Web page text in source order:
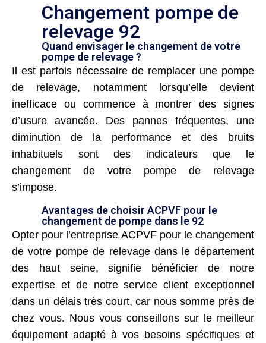
Changement pompe de
relevage 92
Quand envisager le changement de votre
pompe de relevage ?
Il est parfois nécessaire de remplacer une pompe
de relevage, notamment lorsqu’elle devient
inefficace ou commence à montrer des signes
d’usure avancée. Des pannes fréquentes, une
diminution de la performance et des bruits
inhabituels sont des indicateurs que le
changement de votre pompe de relevage
s’impose.
Avantages de choisir ACPVF pour le
changement de pompe dans le 92
Opter pour l’entreprise ACPVF pour le changement
de votre pompe de relevage dans le département
des haut seine, signifie bénéficier de notre
expertise et de notre service client exceptionnel
dans un délais très court, car nous somme près de
chez vous. Nous vous conseillons sur le meilleur
équipement adapté à vos besoins spécifiques et